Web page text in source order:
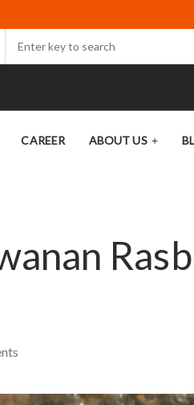
CAREER ABOUT US